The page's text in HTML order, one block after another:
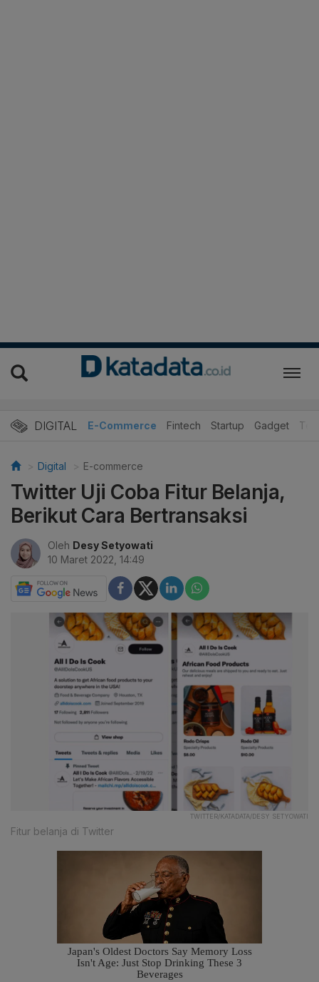
DIGITAL E-Commerce Fintech Startup Gadget
Digital E-commerce
Twitter Uji Coba Fitur Belanja,
Berikut Cara Bertransaksi
Oleh Desy Setyowati
10 Maret 2022, 14:49
TWITTER/KATADATA/DESY SETYOWATI
Fitur belanja di Twitter